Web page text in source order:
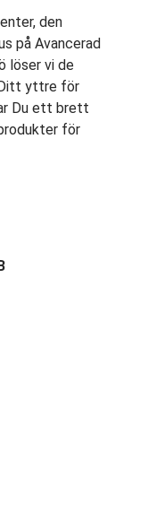
den
på Avancerad
löser vi de
Ditt yttre för
Du ett brett
för